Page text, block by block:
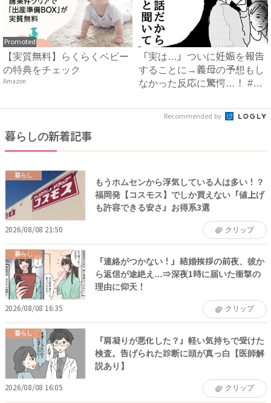
Promoted
【実質無料】らくらくベビー
の特典をチェック
Amazon
「実は…」ついに妊娠を報告
することに→義母の予想もし
なかった反応に驚愕…！ #
Recommended by
暮らしの新着記事
暮らし
もうホムセンから浮気している人は多い！？
福岡発【コスモス】でしか買えない「値上げ
も許容できる安さ」お得系3選
2026/08/08 21:50 クリップ
暮らし
「連絡がつかない！」結婚挨拶の前夜、彼か
ら返信が途絶え…⇒深夜1時に届いた衝撃の
理由に仰天！
2026/08/08 16:35 クリップ
暮らし
「肩凝りが悪化した？」軽い気持ちで受けた
検査。告げられた診断に頭が真っ白【医師解
説あり】
2026/08/08 16:05 クリップ